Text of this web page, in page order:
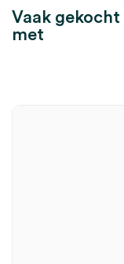
Vaak
met